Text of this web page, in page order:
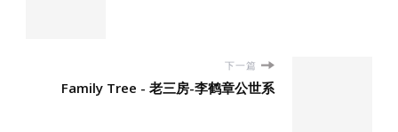
下一篇
Family Tree - 老三房-李鹤章公世系